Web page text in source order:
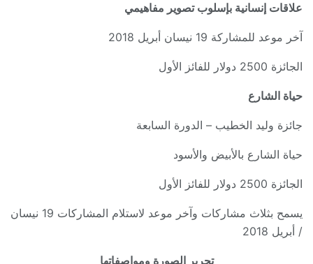
علاقات إنسانية بإسلوب تصوير مفاهيمي
آخر موعد للمشاركة 19 نيسان أبريل 2018
الجائزة 2500 دولار للفائز الأول
حياة الشارع
جائزة وليد الخطيب – الدورة السابعة
حياة الشارع بالأبيض والأسود
الجائزة 2500 دولار للفائز الأول
يسمح بثلاث مشاركات وآخر موعد لاستلام المشاركات 19 نيسان
/ أبريل 2018
تحرير الصورة ومواصفاتها